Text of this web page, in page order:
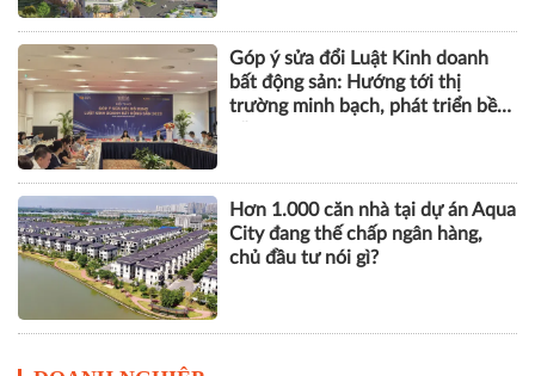
Góp ý sửa đổi Luật Kinh doanh
bất động sản: Hướng tới thị
trường minh bạch, phát triển bền
Hơn 1.000 căn nhà tại dự án Aqua
City đang thế chấp ngân hàng,
chủ đầu tư nói gì?